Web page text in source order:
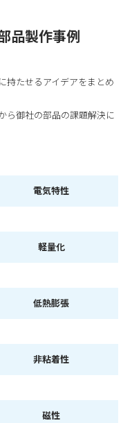
品製作事例
持たせるアイデアをまとめ
ら御社の部品の課題解決に
電気特性
軽量化
低熱膨張
非粘着性
磁性